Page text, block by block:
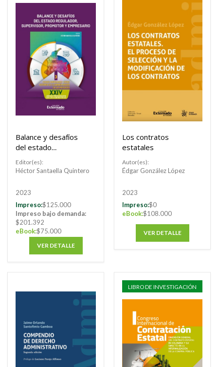
Balance y desafíos
del estado
regulador,
supervisor,
empresario. Tomo
Editor(es):
Héctor Santaella Quintero
2023
Impreso:$125.000
Impreso bajo demanda:
$201.392
eBook:$75.000
VER DETALLE
Los contratos
estatales
Autor(es):
Édgar González López
2023
Impreso:$0
eBook:$108.000
VER DETALLE
LIBRO DE INVESTIGACIÓN